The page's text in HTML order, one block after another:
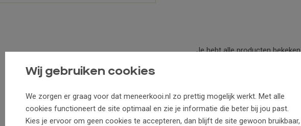
Wij gebruiken cookies
We zorgen er graag voor dat meneerkooi.nl zo prettig mogelijk werkt. Met alle
cookies functioneert de site optimaal en zie je informatie die beter bij jou past.
Kies je ervoor om geen cookies te accepteren, dan blijft de site gewoon bruikbaar,
Je hebt alle producten bekeken